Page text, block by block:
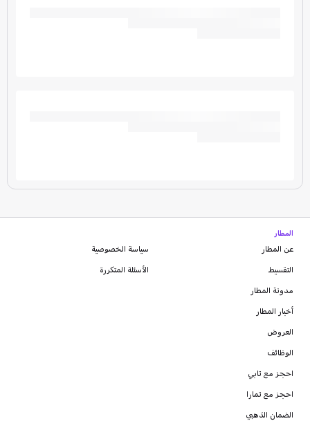
المطار
عن المطار
التقسيط
مدونة المطار
أخبار المطار
العروض
الوظائف
احجز مع تابي
احجز مع تمارا
الضمان الذهبي
سياسة الخصوصية
الأسئلة المتكررة